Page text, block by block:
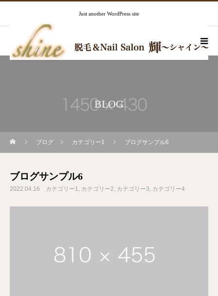
Just another WordPress site
BLOG
ブログ カテゴリー1 ブログサンプル6
ブログサンプル6
2022.04.16 カテゴリー1 カテゴリー2 カテゴリー3 カテゴリー4